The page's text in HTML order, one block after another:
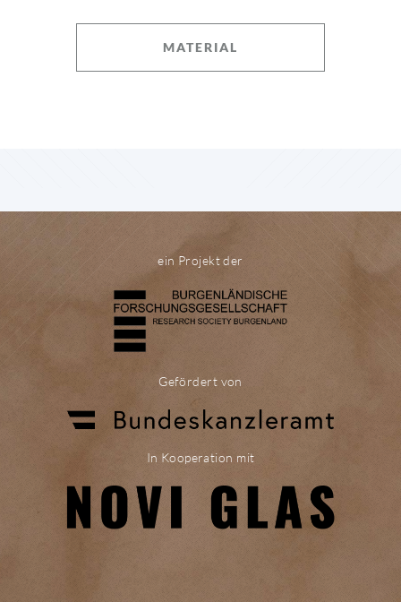
MATERIAL
ein Projekt der
Gefördert von
In Kooperation mit